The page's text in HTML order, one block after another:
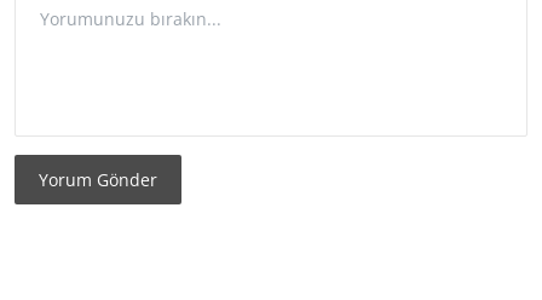
Yorum Gönder